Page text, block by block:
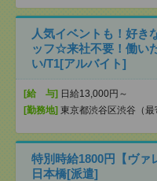
人気イベントも！好き
ッフ☆来社不要！働い
い/T1[アルバイト]
[給 与] 日給13,000円～
[勤務地] 東京都渋谷区渋谷（最
特別時給1800円【ヴ
日本橋[派遣]